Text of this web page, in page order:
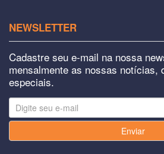
NEWSLETTER
Cadastre seu e-mail na nossa
mensalmente as nossas notícias,
especiais.
Enviar